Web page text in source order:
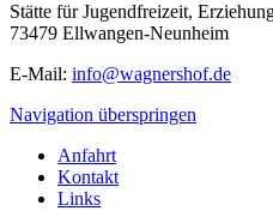
Stätte für Jugendfreizeit,
73479 Ellwangen-Neunheim
E-Mail: info@wagnershof.de
Navigation überspringen
Anfahrt
Kontakt
Links